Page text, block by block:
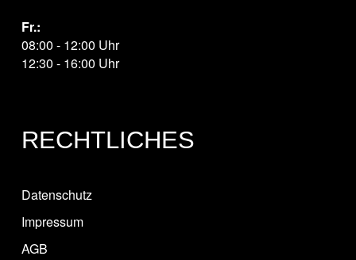
Fr.:
08:00 - 12:00 Uhr
12:30 - 16:00 Uhr
RECHTLICHES
Datenschutz
Impressum
AGB